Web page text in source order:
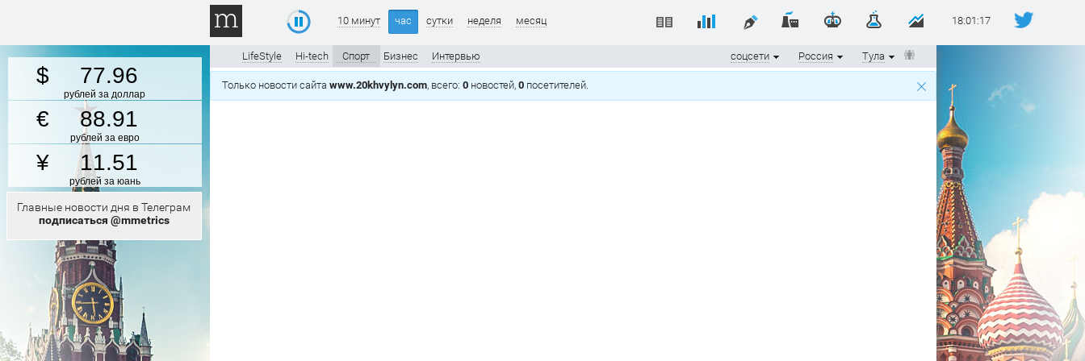
77.96
рублей за доллар
88.91
рублей за евро
11.51
рублей за юань
Главные новости дня в Телеграм
подписаться @mmetrics
18:01:17
10 минут час сутки неделя месяц
LifeStyle Hi-tech Спорт Бизнес Интервью Тула
Россия
соцсети
Только новости сайта www.20khvylyn.com, всего: 0 новостей, 0 посетителей.